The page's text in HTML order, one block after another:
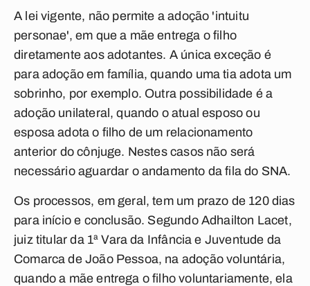
A lei vigente, não permite a adoção 'intuitu
personae', em que a mãe entrega o filho
diretamente aos adotantes. A única exceção é
para adoção em família, quando uma tia adota um
sobrinho, por exemplo. Outra possibilidade é a
adoção unilateral, quando o atual esposo ou
esposa adota o filho de um relacionamento
anterior do cônjuge. Nestes casos não será
necessário aguardar o andamento da fila do SNA.
Os processos, em geral, tem um prazo de 120 dias
para início e conclusão. Segundo Adhailton Lacet,
juiz titular da 1ª Vara da Infância e Juventude da
Comarca de João Pessoa, na adoção voluntária,
quando a mãe entrega o filho voluntariamente, ela